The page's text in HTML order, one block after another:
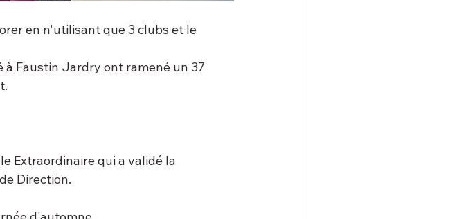
en n'utilisant que 3 clubs et le
à Faustin Jardry ont ramené un 37
Extraordinaire qui a validé la
Direction.